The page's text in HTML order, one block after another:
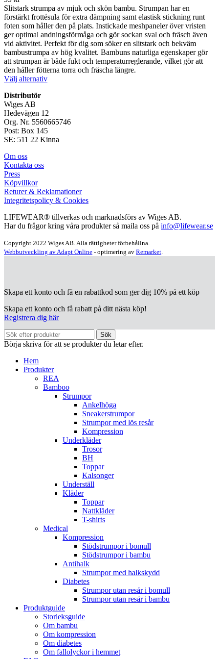
Slitstark strumpa av mjuk och skön bambu. Strumpan har en
förstärkt frottésula för extra dämpning samt elastisk stickning runt
foten som håller den på plats. Instickade meshpaneler över vristen
ger optimal andningsförmåga och gör sockan sval och fräsch även
vid aktivitet. Perfekt för dig som söker en slitstark och bekväm
bambustrumpa av hög kvalitet. Bambuns naturliga egenskaper gör
att strumpan är både fukt och temperaturreglerande, vilket gör att
den håller fötterna torra och fräscha längre.
Välj alternativDen
flera
varianter.
De
olika
Distributör
Wiges AB
Hedevägen 12
Org. Nr. 5560665746
Post: Box 145
SE: 511 22 Kinna
Om oss
Kontakta oss
Press
Köpvillkor
Returer & Reklamationer
Integritetspolicy & Cookies
LIFEWEAR® tillverkas och marknadsförs av Wiges AB.
Har du frågor kring våra produkter så maila oss på info@lifewear.se
Copyright 2022 Wiges AB. Alla rättigheter förbehållna.
Webbutveckling av Adapt Online - optimering av Remarket
Skapa ett konto och få en rabattkod som ger dig 10% på ett köp
Skapa ett konto och få rabatt på ditt nästa köp!
Registrera dig här
Sök
Börja skriva för att se produkter du letar efter.
Hem
Produkter
REA
Bamboo
Strumpor
Ankelhöga
Sneakerstrumpor
Strumpor med lös resår
Kompression
Underkläder
Trosor
BH
Toppar
Kalsonger
Underställ
Kläder
Toppar
Nattkläder
T-shirts
Medical
Kompression
Stödstrumpor i bomull
Stödstrumpor i bambu
Antihalk
Strumpor med halkskydd
Diabetes
Strumpor utan resår i bomull
Strumpor utan resår i bambu
Produktguide
Storleksguide
Om bambu
Om kompression
Om diabetes
Om fallolyckor i hemmet